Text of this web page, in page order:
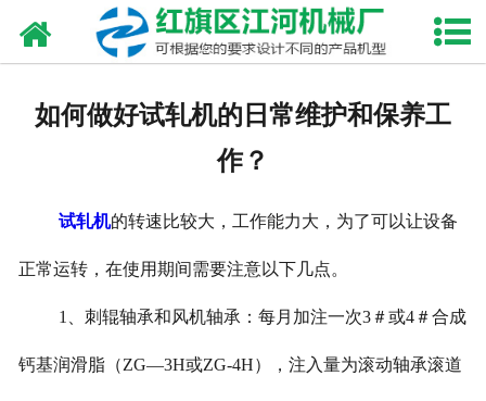
网站首页
资质荣誉
发货现场
如何做好试轧机的日常维护和保养工
作？
试轧机的转速比较大，工作能力大，为了可以让设备
正常运转，在使用期间需要注意以下几点。
1 、刺辊轴承和风机轴承：每月加注一次3＃或4＃合成
钙基润滑脂（ZG—3H或ZG-4H），注入量为滚动轴承滚道